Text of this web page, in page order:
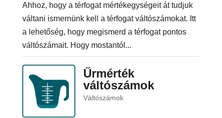
Ahhoz, hogy a térfogat mértékegységeit át tudjuk
váltani ismernünk kell a térfogat váltószámokat. Itt
a lehetőség, hogy megismerd a térfogat pontos
váltószámait. Hogy mostantól...
Űrmérték
váltószámok
Váltószámok